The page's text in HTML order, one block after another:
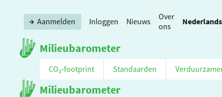
Milieubarometer
Aanmelden Inloggen Nieuws
Over
ons
Nederlands
CO₂‑footprint Standaarden
Milieubarometer